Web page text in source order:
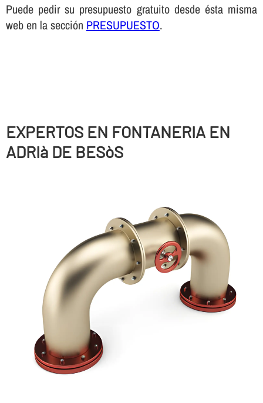
Puede pedir su presupuesto gratuito desde ésta misma
web en la sección PRESUPUESTO.
EXPERTOS EN FONTANERIA EN
ADRIà DE BESòS